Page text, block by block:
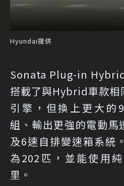
Hyundai提供
Sonata Plug-in
搭載了與Hybrid車款相
引擎，但換上更大的
組、輸出更強的電動馬
及6速自排變速箱系統
為202匹，並能使用
里。